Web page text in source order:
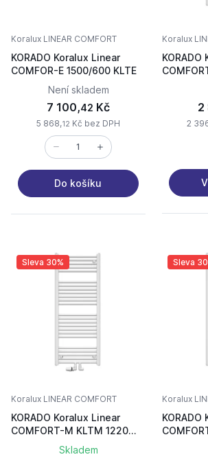
Koralux LINEAR COMFORT
KORADO Koralux Linear
COMFOR-E 1500/600 KLTE
Není skladem
7 100,42 Kč
5 868,12 Kč bez DPH
Do košíku
Koralux
KORADO
2
2
Sleva 30%
Koralux LINEAR COMFORT
KORADO Koralux Linear
COMFORT-M KLTM 1220
Skladem
Sleva
Koralux
KORADO